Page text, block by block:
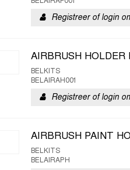
Registreer of login
AIRBRUSH HOLDER
BELKITS
BELAIRAH001
Registreer of login
AIRBRUSH PAINT
BELKITS
BELAIRAPH